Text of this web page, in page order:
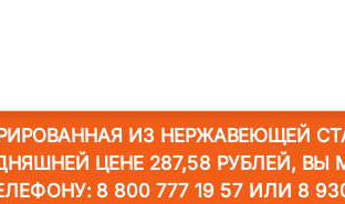
ИЗ НЕРЖАВЕЮЩЕЙ
ЦЕНЕ 287,58 РУБЛЕЙ,
8 800 777 19 57ИЛИ 8